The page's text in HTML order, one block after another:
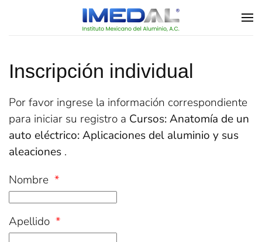
Skip to main content
Inscripción individual
Por favor ingrese la información correspondiente
para iniciar su registro a Cursos: Anatomía de un
auto eléctrico: Aplicaciones del aluminio y sus
aleaciones .
Nombre *
Apellido *